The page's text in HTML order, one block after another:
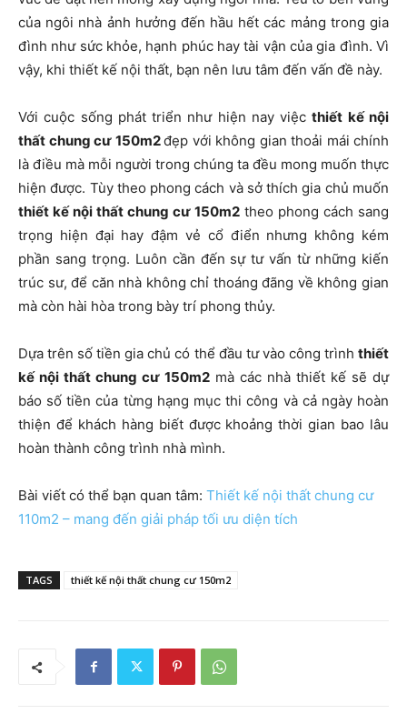
của ngôi nhà ảnh hưởng đến hầu hết các mảng trong gia
đình như sức khỏe, hạnh phúc hay tài vận của gia đình. Vì
vậy, khi thiết kế nội thất, bạn nên lưu tâm đến vấn đề này.
Với cuộc sống phát triển như hiện nay việcthiết kế nội
thất chung cư 150m2đẹp với không gian thoải mái chính
là điều mà mỗi người trong chúng ta đều mong muốn thực
hiện được. Tùy theo phong cách và sở thích gia chủ muốn
thiết kế nội thất chung cư 150m2 theo phong cách sang
trọng hiện đại hay đậm vẻ cổ điển nhưng không kém
phần sang trọng. Luôn cần đến sự tư vấn từ những kiến
trúc sư, để căn nhà không chỉ thoáng đãng về không gian
mà còn hài hòa trong bày trí phong thủy.
Dựa trên số tiền gia chủ có thể đầu tư vào công trình thiết
kế nội thất chung cư 150m2 mà các nhà thiết kế sẽ dự
báo số tiền của từng hạng mục thi công và cả ngày hoàn
thiện để khách hàng biết được khoảng thời gian bao lâu
hoàn thành công trình nhà mình.
Bài viết có thể bạn quan tâm: Thiết kế nội thất chung cư
110m2 – mang đến giải pháp tối ưu diện tích
TAGS thiết kế nội thất chung cư 150m2